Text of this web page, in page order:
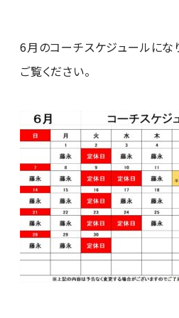
6月のコーチスケジュールにな
ご覧ください。